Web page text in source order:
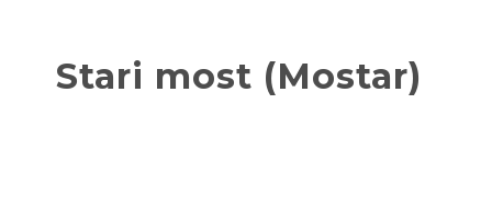
Stari most (Mostar)